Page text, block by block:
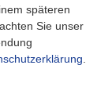
späteren
Sie unser